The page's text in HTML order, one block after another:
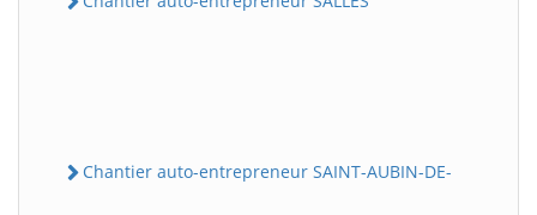
Chantier auto-entrepreneur SAINT-AUBIN-DE-